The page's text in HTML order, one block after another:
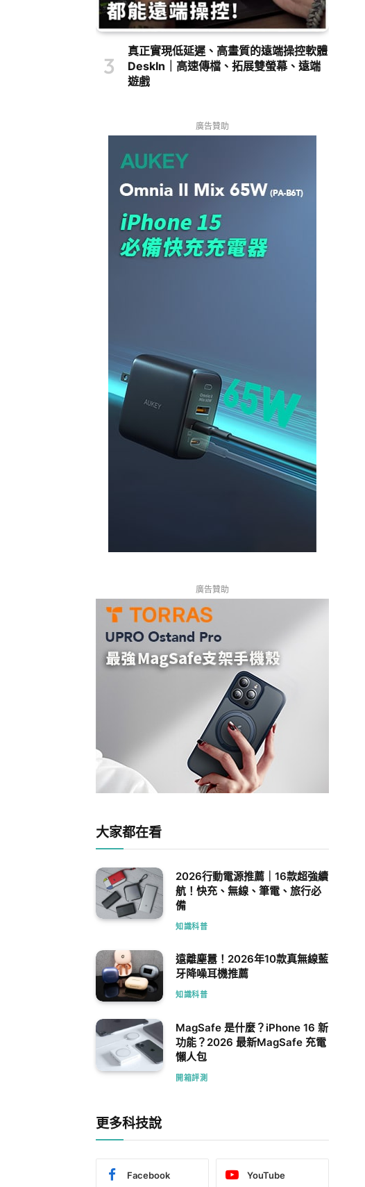
真正實現低延遲、高畫質的遠端操控軟體
DeskIn｜高速傳檔、拓展雙螢幕、遠端
遊戲
廣告贊助
廣告贊助
大家都在看
2026行動電源推薦｜16款超強續
航！快充、無線、筆電、旅行必
備
知識科普
遠離塵囂！2026年10款真無線藍
牙降噪耳機推薦
知識科普
MagSafe 是什麼？iPhone 16 新
功能？2026 最新MagSafe 充電
懶人包
開箱評測
更多科技說
Facebook YouTube